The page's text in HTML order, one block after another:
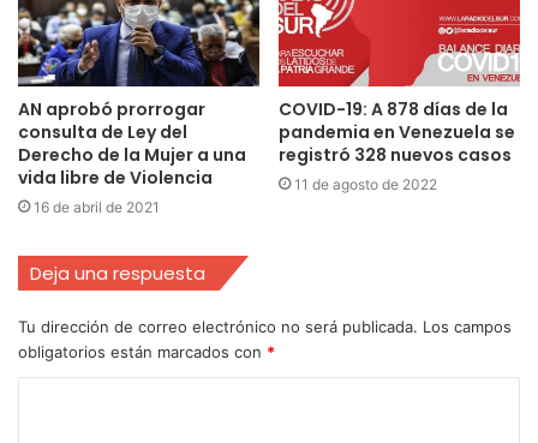
AN aprobó prorrogar
consulta de Ley del
Derecho de la Mujer a una
vida libre de Violencia
16 de abril de 2021
COVID-19: A 878 días de la
pandemia en Venezuela se
registró 328 nuevos casos
11 de agosto de 2022
Deja una respuesta
Tu dirección de correo electrónico no será publicada. Los campos
obligatorios están marcados con *